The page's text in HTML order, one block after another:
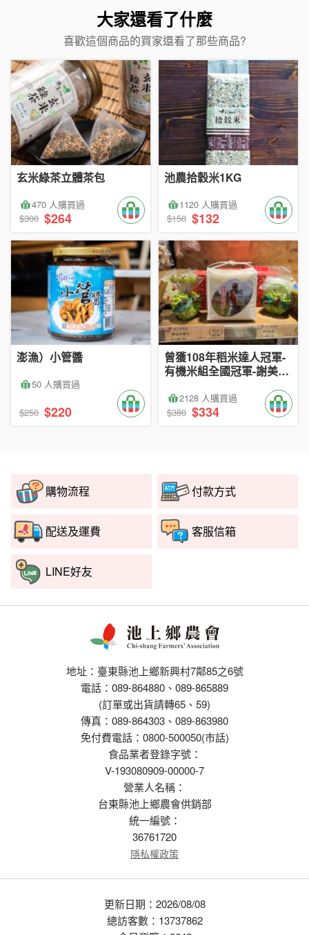
大家還看了什麼
喜歡這個商品的買家還看了那些商品?
玄米綠茶立體茶包
470 人購買過
$300 $264
池農拾穀米1KG
1120 人購買過
$150 $132
澎漁）小管醬
50 人購買過
$250 $220
曾獲108年稻米達人冠軍-
有機米組全國冠軍-謝美國
2128 人購買過
$380 $334
地址：臺東縣池上鄉新興村7鄰85之6號
電話：089-864880、089-865889
(訂單或出貨請轉65、59)
傳真：089-864303、089-863980
免付費電話：0800-500050(市話)
食品業者登錄字號：
V-193080909-00000-7
營業人名稱：
台東縣池上鄉農會供銷部
統一編號：
36761720
隱私權政策
購物流程 付款方式
配送及運費 客服信箱
LINE好友
更新日期：2026/08/08
總訪客數：13737862